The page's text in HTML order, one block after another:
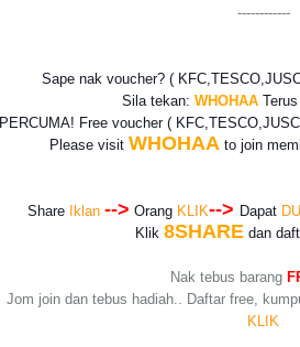
------------
Sape nak voucher? (
Sila tekan:WHOHAA
PERCUMA! Free voucher(
Please visitWHOHAA to join
Share Iklan --> Orang KLIK--> Dapat
Klik8SHARE dan
Nak tebus barang
Jom join dan tebus hadiah.. Daftar free,
KLIK